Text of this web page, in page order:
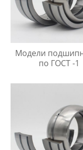
Модели
по ГОСТ -1